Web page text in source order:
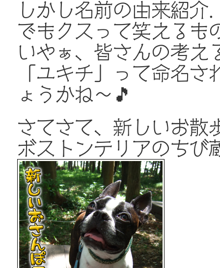
しかし名前の由来紹介
でもクスって笑えるも
いやぁ、皆さんの考え
「ユキチ」って命名
ょうかね～🎵
さてさて、新しいお散
ボストンテリアのちび